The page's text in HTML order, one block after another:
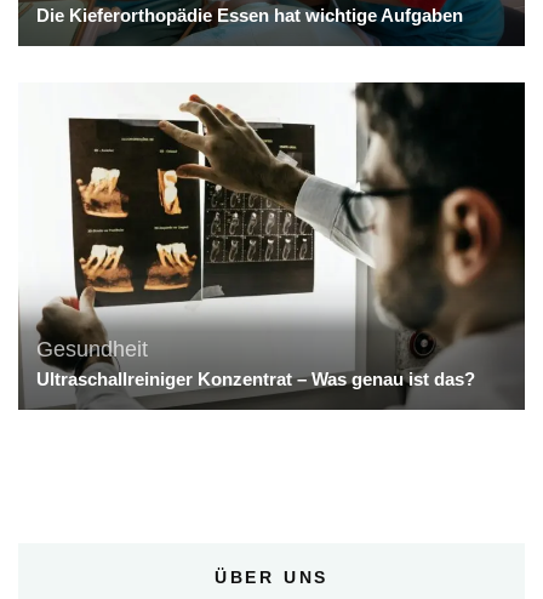
Die Kieferorthopädie Essen hat wichtige Aufgaben
Gesundheit
Ultraschallreiniger Konzentrat – Was genau ist das?
ÜBER UNS